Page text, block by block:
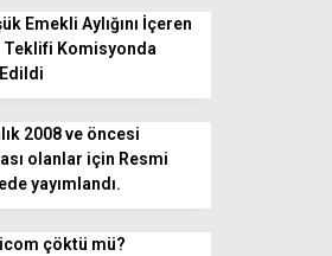
Emekli Aylığını İçeren
Teklifi Komisyonda
2008 ve öncesi
olanlar için Resmi
yayımlandı.
çöktü mü?